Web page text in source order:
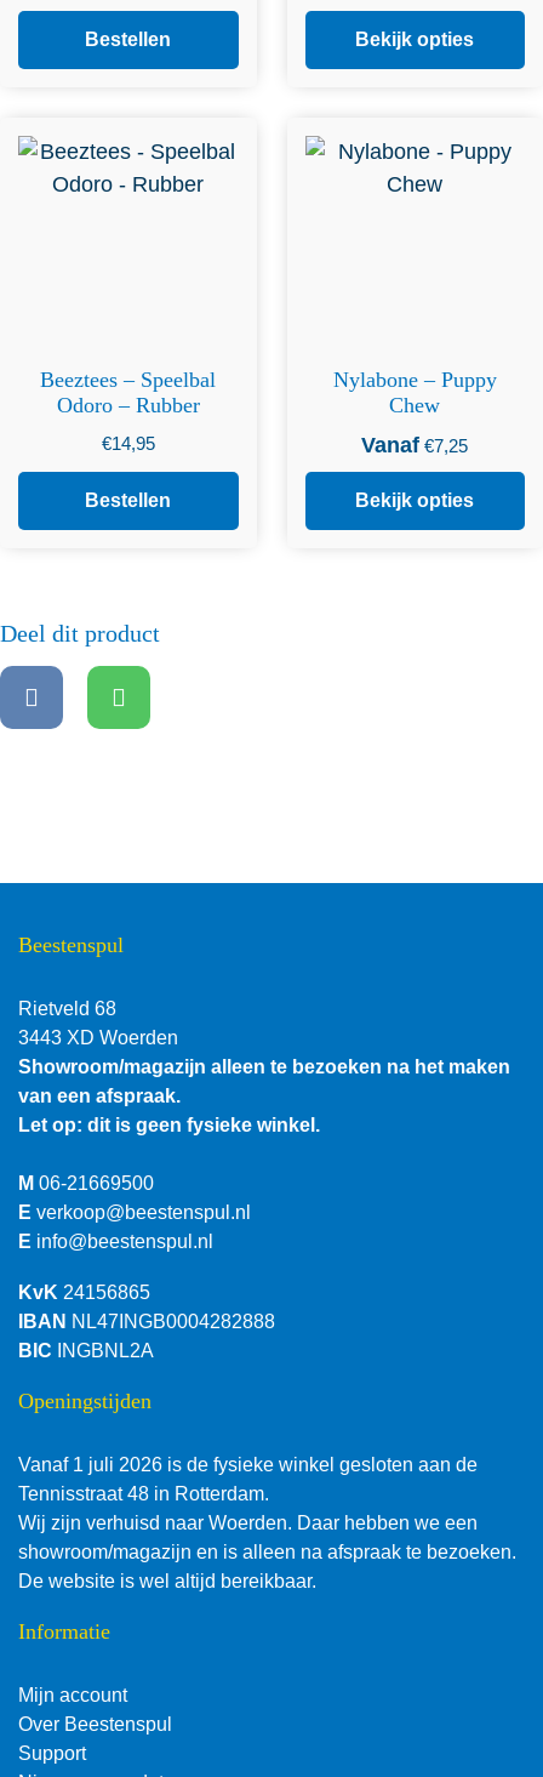
Bestellen Bekijk opties
Beeztees – Speelbal
Odoro – Rubber
€14,95
Bestellen
Nylabone – Puppy
Chew
Vanaf €7,25
Bekijk opties
meerdere variaties. Deze
optie kan gekozen worden
Deel dit product
Beestenspul
Rietveld 68
3443 XD Woerden
Showroom/magazijn alleen te bezoeken na het maken
van een afspraak.
Let op: dit is geen fysieke winkel.
M 06-21669500
E verkoop@beestenspul.nl
E info@beestenspul.nl
KvK 24156865
IBAN NL47INGB0004282888
BIC INGBNL2A
Openingstijden
Vanaf 1 juli 2026 is de fysieke winkel gesloten aan de
Tennisstraat 48 in Rotterdam.
Wij zijn verhuisd naar Woerden. Daar hebben we een
showroom/magazijn en is alleen na afspraak te bezoeken.
De website is wel altijd bereikbaar.
Informatie
Mijn account
Over Beestenspul
Support